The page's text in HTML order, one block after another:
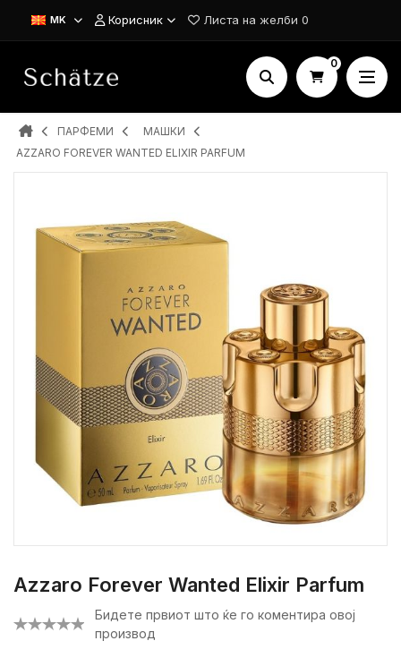
MK Корисник Листа на желби 0
0
ПАРФЕМИ
MAШКИ
AZZARO FOREVER WANTED ELIXIR PARFUM
Azzaro Forever Wanted Elixir Parfum
Бидете првиот што ќе го коментира овој
производ